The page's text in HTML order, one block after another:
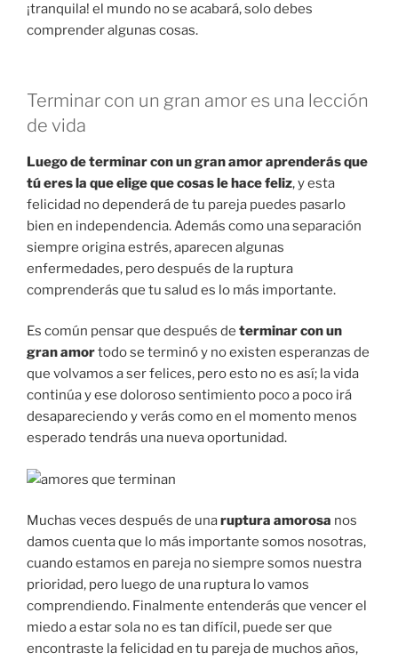
¡tranquila! el mundo no se acabará, solo debes
comprender algunas cosas.
Terminar con un gran amor es una lección
de vida
Luego de terminar con un gran amor aprenderás que
tú eres la que elige que cosas le hace feliz, y esta
felicidad no dependerá de tu pareja puedes pasarlo
bien en independencia. Además como una separación
siempre origina estrés, aparecen algunas
enfermedades, pero después de la ruptura
comprenderás que tu salud es lo más importante.
Es común pensar que después de terminar con un
gran amortodo se terminó y no existen esperanzas de
que volvamos a ser felices, pero esto no es así; la vida
continúa y ese doloroso sentimiento poco a poco irá
desapareciendo y verás como en el momento menos
esperado tendrás una nueva oportunidad.
Muchas veces después de unaruptura amorosa nos
damos cuenta que lo más importante somos nosotras,
cuando estamos en pareja no siempre somos nuestra
prioridad, pero luego de una ruptura lo vamos
comprendiendo. Finalmente entenderás que vencer el
miedo a estar sola no es tan difícil, puede ser que
encontraste la felicidad en tu pareja de muchos años,